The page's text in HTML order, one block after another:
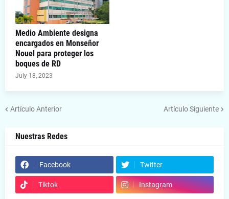
Medio Ambiente designa
encargados en Monseñor
Nouel para proteger los
boques de RD
July 18, 2023
Artículo Anterior Artículo Siguiente
Nuestras Redes
Facebook Twitter
Tiktok Instagram